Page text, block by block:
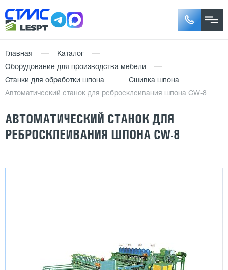
Главная
Каталог
Оборудование для производства мебели
Станки для обработки шпона
Сшивка шпона
Автоматический станок для ребросклеивания шпона CW-8
АВТОМАТИЧЕСКИЙ СТАНОК ДЛЯ
РЕБРОСКЛЕИВАНИЯ ШПОНА CW-8